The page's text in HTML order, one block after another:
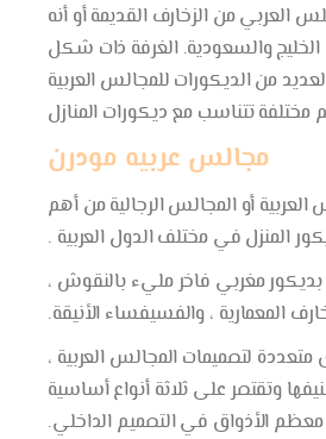
العربي من الزخارف القديمة أو أنه
والسعودية. الغرفة ذات شكل
من الديكورات للمجالس العربية
تتناسب مع ديكورات المنازل
مجالس عربيه مودرن
العربية أو المجالس الرجالية من أهم
المنزل في مختلف الدول العربية .
بديكور مغربي فاخر مليء بالنقوش ،
المعمارية ، والفسيفساء الأنيقة.
متعددة لتصميمات المجالس العربية ،
وتقتصر على ثلاثة أنواع أساسية
الأذواق في التصميم الداخلي.